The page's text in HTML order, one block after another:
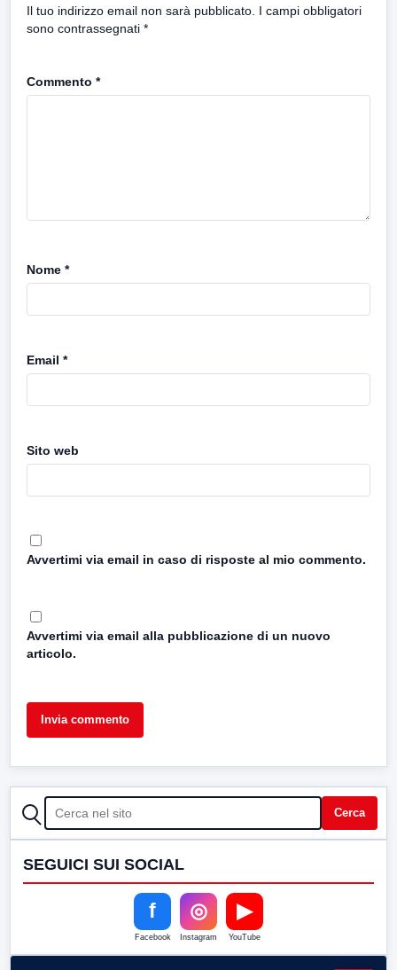
Il tuo indirizzo email non sarà pubblicato. I campi obbligatori
sono contrassegnati *
Commento *
Nome *
Email *
Sito web
Avvertimi via email in caso di risposte al mio commento.
Avvertimi via email alla pubblicazione di un nuovo
articolo.
CERCA Cerca
SEGUICI SUI SOCIAL
f
Facebook
◎
Instagram
▶
YouTube